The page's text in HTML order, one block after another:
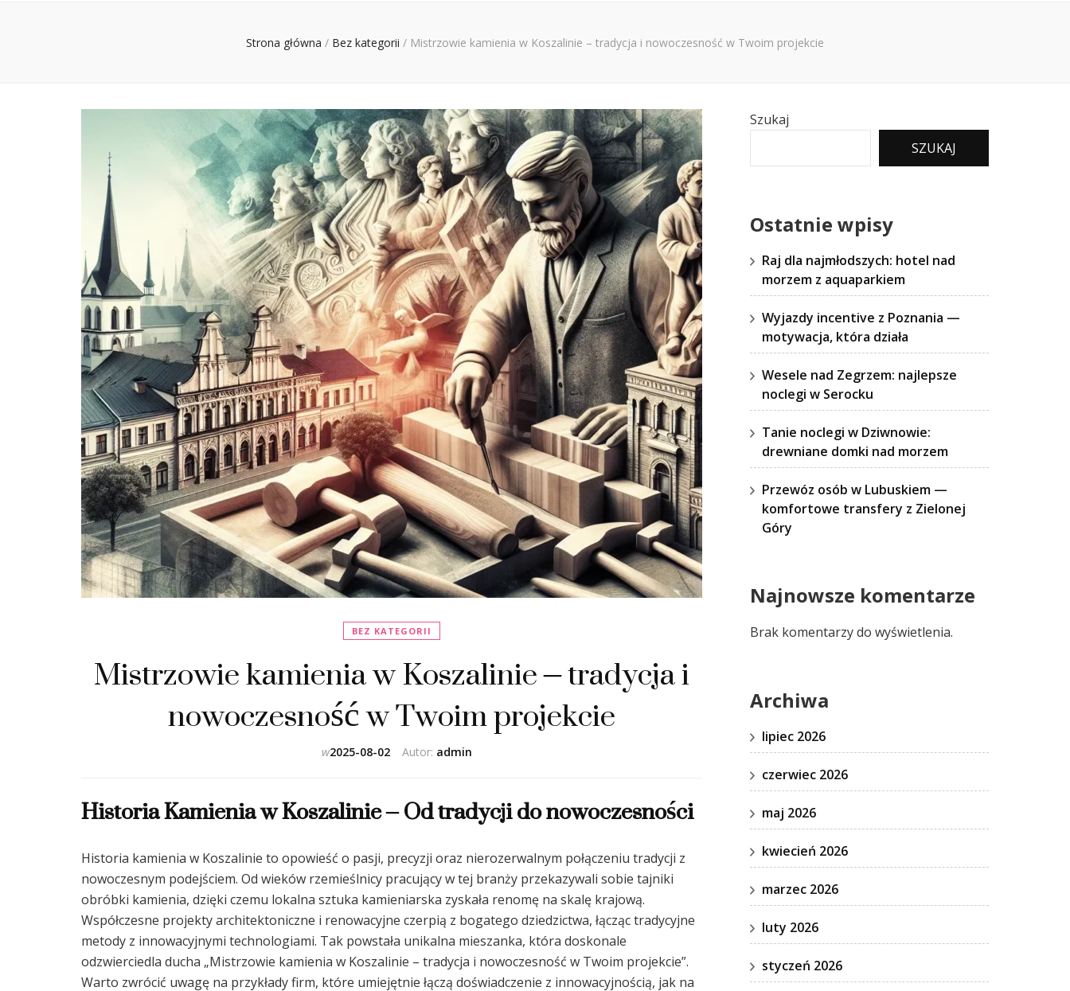
Strona główna / Bez kategorii / Mistrzowie kamienia w Koszalinie – tradycja i nowoczesność w Twoim projekcie
BEZ KATEGORII
Mistrzowie kamienia w Koszalinie – tradycja i
nowoczesność w Twoim projekcie
Autor: admin
w2025-08-02
Historia Kamienia w Koszalinie – Od tradycji do nowoczesności
Historia kamienia w Koszalinie to opowieść o pasji, precyzji oraz nierozerwalnym połączeniu tradycji z
nowoczesnym podejściem. Od wieków rzemieślnicy pracujący w tej branży przekazywali sobie tajniki
obróbki kamienia, dzięki czemu lokalna sztuka kamieniarska zyskała renomę na skalę krajową.
Współczesne projekty architektoniczne i renowacyjne czerpią z bogatego dziedzictwa, łącząc tradycyjne
metody z innowacyjnymi technologiami. Tak powstała unikalna mieszanka, która doskonale
odzwierciedla ducha „Mistrzowie kamienia w Koszalinie – tradycja i nowoczesność w Twoim projekcie”.
Warto zwrócić uwagę na przykłady firm, które umiejętnie łączą doświadczenie z innowacyjnością, jak na
Szukaj
SZUKAJ
Ostatnie wpisy
Raj dla najmłodszych: hotel nad
morzem z aquaparkiem
Wyjazdy incentive z Poznania —
motywacja, która działa
Wesele nad Zegrzem: najlepsze
noclegi w Serocku
Tanie noclegi w Dziwnowie:
drewniane domki nad morzem
Przewóz osób w Lubuskiem —
komfortowe transfery z Zielonej
Góry
Najnowsze komentarze
Brak komentarzy do wyświetlenia.
Archiwa
lipiec 2026
czerwiec 2026
maj 2026
kwiecień 2026
marzec 2026
luty 2026
styczeń 2026